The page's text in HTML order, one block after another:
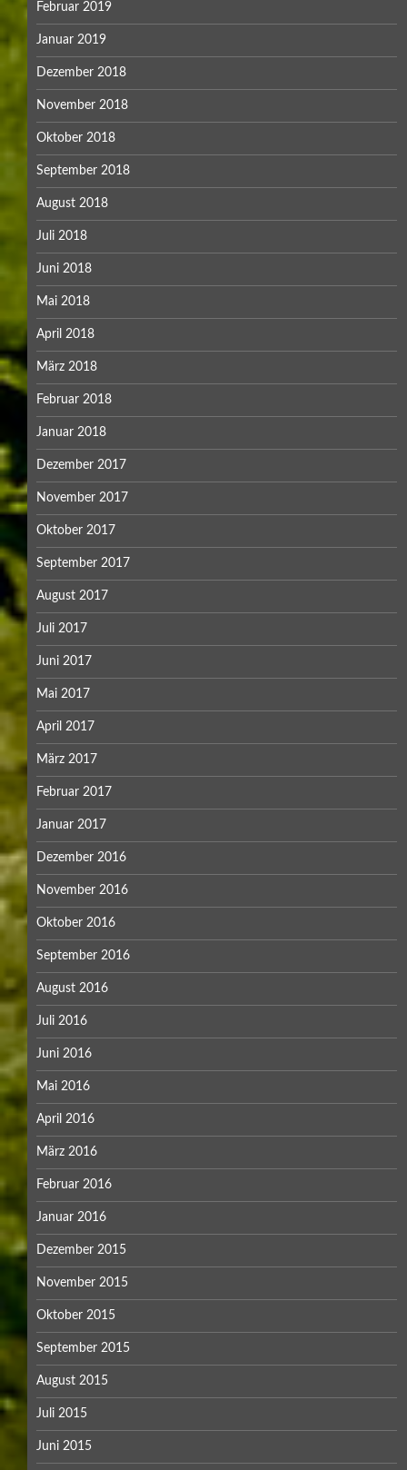
Februar 2019
Januar 2019
Dezember 2018
November 2018
Oktober 2018
September 2018
August 2018
Juli 2018
Juni 2018
Mai 2018
April 2018
März 2018
Februar 2018
Januar 2018
Dezember 2017
November 2017
Oktober 2017
September 2017
August 2017
Juli 2017
Juni 2017
Mai 2017
April 2017
März 2017
Februar 2017
Januar 2017
Dezember 2016
November 2016
Oktober 2016
September 2016
August 2016
Juli 2016
Juni 2016
Mai 2016
April 2016
März 2016
Februar 2016
Januar 2016
Dezember 2015
November 2015
Oktober 2015
September 2015
August 2015
Juli 2015
Juni 2015